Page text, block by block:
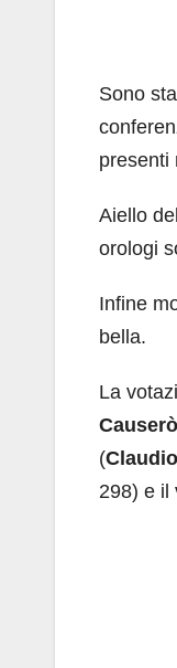
Sono
presenti
Aiello
orologi
Infine
bella.
La
Causerò
(
298) e il